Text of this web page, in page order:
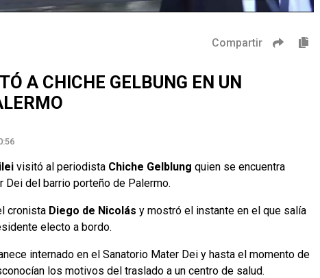
Compartir
A CHICHE GELBUNG EN UN
visitó al periodista Chiche Gelblung quien se encuentra
Dei del barrio porteño de Palermo.
cronista Diego de Nicolás y mostró el instante en el que salía
electo a bordo.
internado en el Sanatorio Mater Dei y hasta el momento de
los motivos del traslado a un centro de salud.